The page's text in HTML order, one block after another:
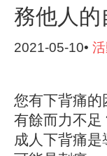
務他人的
2021-05-10•
您有下背痛的
有餘而力不足
成人下背痛